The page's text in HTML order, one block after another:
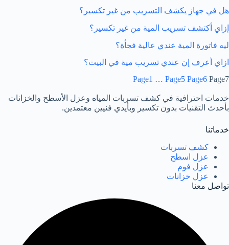
هل في جهاز يكشف التسريب من غير تكسير؟
إزاي أكتشف تسريب المية من غير تكسير؟
ليه فاتورة المية عندي عالية فجأة؟
ازاي أعرف إن عندي تسريب مية في البيت؟
Page1 … Page5 Page6 Page7
خدمات احترافية في كشف تسربات المياه وعزل الأسطح والخزانات
بأحدث التقنيات بدون تكسير وبأيدي فنيين معتمدين.
خدماتنا
كشف تسربات
عزل اسطح
عزل فوم
عزل خزانات
تواصل معنا